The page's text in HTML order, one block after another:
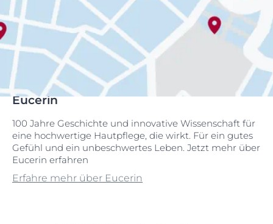
Eucerin
100 Jahre Geschichte und innovative Wissenschaft für
eine hochwertige Hautpflege, die wirkt. Für ein gutes
Gefühl und ein unbeschwertes Leben. Jetzt mehr über
Eucerin erfahren
Erfahre mehr über Eucerin